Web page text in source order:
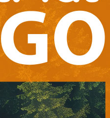
Igrač iz niže lige donio im